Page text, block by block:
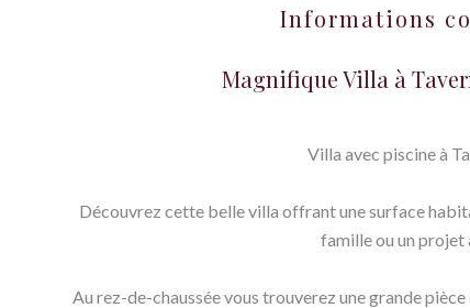
Informations
Magnifique Villa à
Villa avec piscine à
Découvrez cette belle villa offrant une surface
famille ou un projet
Au rez-de-chaussée vous trouverez une grande